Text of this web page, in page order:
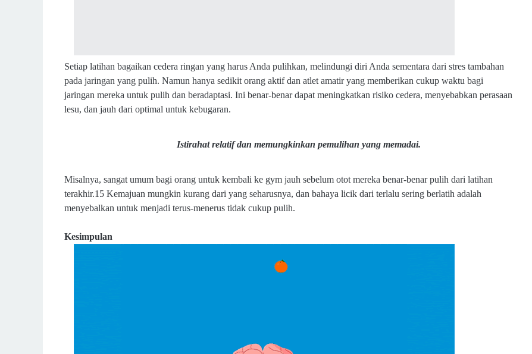
Setiap latihan bagaikan cedera ringan yang harus Anda pulihkan, melindungi diri Anda sementara dari stres tambahan
pada jaringan yang pulih. Namun hanya sedikit orang aktif dan atlet amatir yang memberikan cukup waktu bagi
jaringan mereka untuk pulih dan beradaptasi. Ini benar-benar dapat meningkatkan risiko cedera, menyebabkan perasaan
lesu, dan jauh dari optimal untuk kebugaran.
Istirahat relatif dan memungkinkan pemulihan yang memadai.
Misalnya, sangat umum bagi orang untuk kembali ke gym jauh sebelum otot mereka benar-benar pulih dari latihan
terakhir.15 Kemajuan mungkin kurang dari yang seharusnya, dan bahaya licik dari terlalu sering berlatih adalah
menyebalkan untuk menjadi terus-menerus tidak cukup pulih.
Kesimpulan